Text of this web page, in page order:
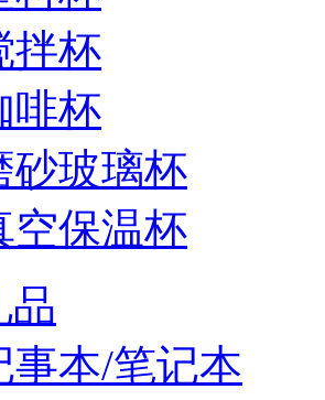
拌杯
啡杯
砂玻璃杯
空保温杯
品
事本/笔记本